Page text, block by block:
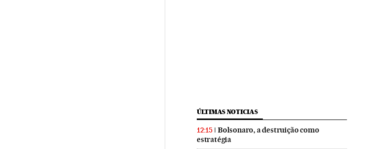
ÚLTIMAS NOTICIAS
12:15
Bolsonaro, a destruição como
estratégia